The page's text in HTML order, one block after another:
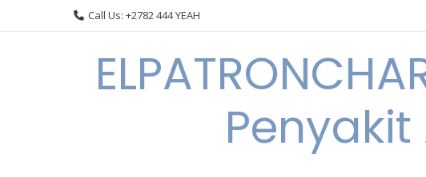
Call Us: +2782 444 YEAH